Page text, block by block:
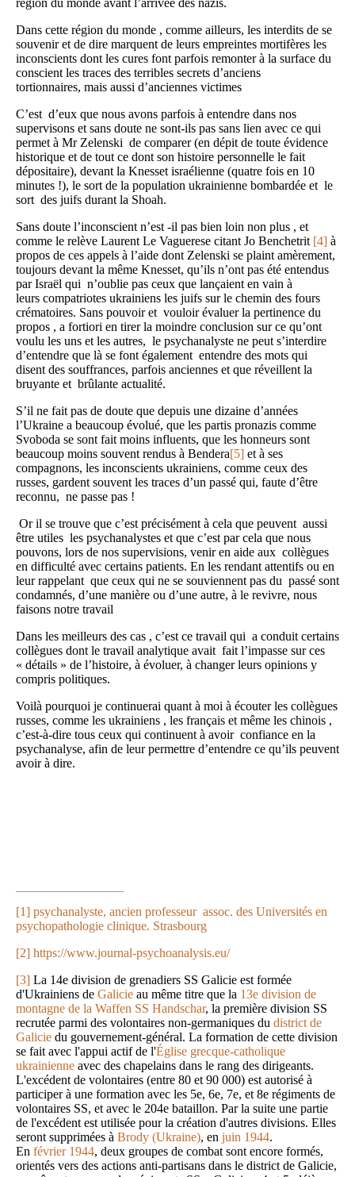
Dans cette région du monde , comme ailleurs, les interdits de se
souvenir et de dire marquent de leurs empreintes mortifères les
inconscients dont les cures font parfois remonter à la surface du
conscient les traces des terribles secrets d’anciens
tortionnaires, mais aussi d’anciennes victimes
C’est d’eux que nous avons parfois à entendre dans nos
supervisons et sans doute ne sont-ils pas sans lien avec ce qui
permet à Mr Zelenski de comparer (en dépit de toute évidence
historique et de tout ce dont son histoire personnelle le fait
dépositaire), devant la Knesset israélienne (quatre fois en 10
minutes !), le sort de la population ukrainienne bombardée et le
sort des juifs durant la Shoah.
Sans doute l’inconscient n’est -il pas bien loin non plus , et
comme le relève Laurent Le Vaguerese citant Jo Benchetrit [4] à
propos de ces appels à l’aide dont Zelenski se plaint amèrement,
toujours devant la même Knesset, qu’ils n’ont pas été entendus
par Israël qui n’oublie pas ceux que lançaient en vain à
leurs compatriotes ukrainiens les juifs sur le chemin des fours
crématoires. Sans pouvoir et vouloir évaluer la pertinence du
propos , a fortiori en tirer la moindre conclusion sur ce qu’ont
voulu les uns et les autres, le psychanalyste ne peut s’interdire
d’entendre que là se font également entendre des mots qui
disent des souffrances, parfois anciennes et que réveillent la
bruyante et brûlante actualité.
S’il ne fait pas de doute que depuis une dizaine d’années
l’Ukraine a beaucoup évolué, que les partis pronazis comme
Svoboda se sont fait moins influents, que les honneurs sont
beaucoup moins souvent rendus à Bendera[5] et à ses
compagnons, les inconscients ukrainiens, comme ceux des
russes, gardent souvent les traces d’un passé qui, faute d’être
reconnu, ne passe pas !
Or il se trouve que c’est précisément à cela que peuvent aussi
être utiles les psychanalystes et que c’est par cela que nous
pouvons, lors de nos supervisions, venir en aide aux collègues
en difficulté avec certains patients. En les rendant attentifs ou en
leur rappelant que ceux qui ne se souviennent pas du passé sont
condamnés, d’une manière ou d’une autre, à le revivre, nous
faisons notre travail
Dans les meilleurs des cas , c’est ce travail qui a conduit certains
collègues dont le travail analytique avait fait l’impasse sur ces
« détails » de l’histoire, à évoluer, à changer leurs opinions y
compris politiques.
Voilà pourquoi je continuerai quant à moi à écouter les collègues
russes, comme les ukrainiens , les français et même les chinois ,
c’est-à-dire tous ceux qui continuent à avoir confiance en la
psychanalyse, afin de leur permettre d’entendre ce qu’ils peuvent
avoir à dire.
[1] psychanalyste, ancien professeur assoc. des Universités en
psychopathologie clinique. Strasbourg
[2] https://www.journal-psychoanalysis.eu/
[3] La 14e division de grenadiers SS Galicie est formée
d'Ukrainiens de Galicie au même titre que la 13e division de
montagne de la Waffen SS Handschar, la première division SS
recrutée parmi des volontaires non-germaniques du district de
Galicie du gouvernement-général. La formation de cette division
se fait avec l'appui actif de l'Église grecque-catholique
ukrainienne avec des chapelains dans le rang des dirigeants.
L'excédent de volontaires (entre 80 et 90 000) est autorisé à
participer à une formation avec les 5e, 6e, 7e, et 8e régiments de
volontaires SS, et avec le 204e bataillon. Par la suite une partie
de l'excédent est utilisée pour la création d'autres divisions. Elles
seront supprimées à Brody (Ukraine), en juin 1944.
En février 1944, deux groupes de combat sont encore formés,
orientés vers des actions anti-partisans dans le district de Galicie,